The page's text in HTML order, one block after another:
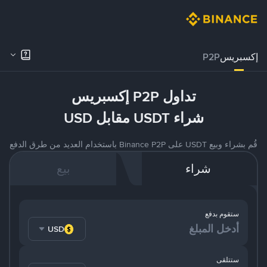
إكسبريسP2P
تداول P2P إكسبريس
شراء USDT مقابل USD
قُم بشراء وبيع USDT على Binance P2P باستخدام العديد من طرق الدفع
شراء بيع
ستقوم بدفع
USD
ستتلقى